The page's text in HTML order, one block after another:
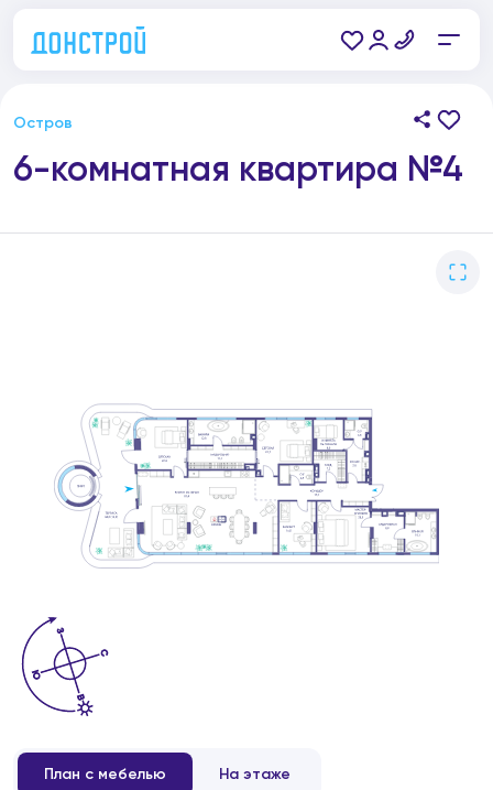
Остров
6-комнатная квартира №4
План с мебелью На этаже